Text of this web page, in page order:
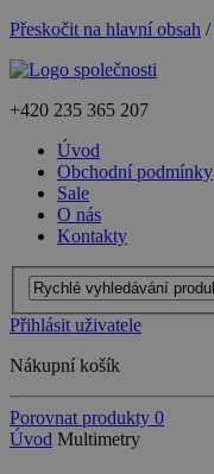
Přeskočit na hlavní obsah /
+420 235 365 207
Úvod
Obchodní podmínky
Sale
O nás
Kontakty
Přihlásit uživatele
Nákupní košík
Porovnat produkty 0
Úvod Multimetry